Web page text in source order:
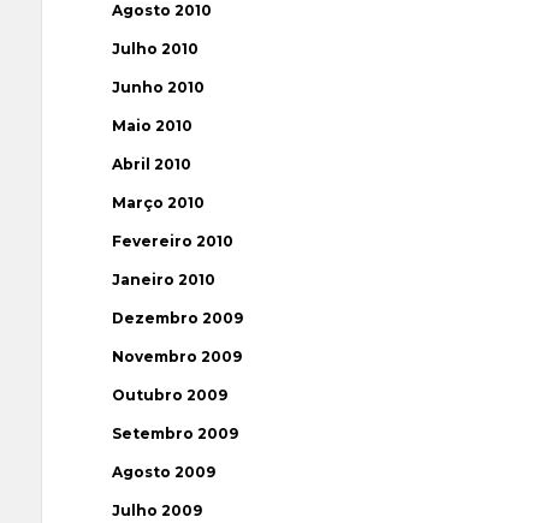
Agosto 2010
Julho 2010
Junho 2010
Maio 2010
Abril 2010
Março 2010
Fevereiro 2010
Janeiro 2010
Dezembro 2009
Novembro 2009
Outubro 2009
Setembro 2009
Agosto 2009
Julho 2009